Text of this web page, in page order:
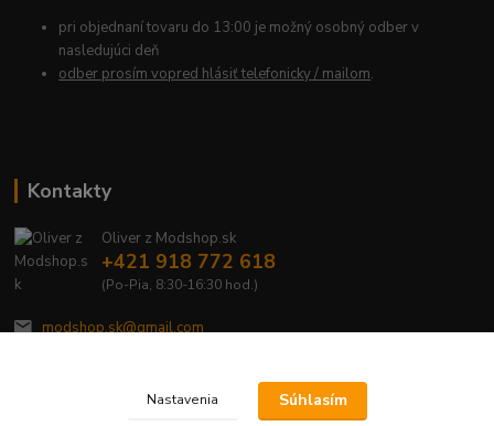
pri objednaní tovaru do 13:00 je možný osobný odber v
nasledujúci deň
odber prosím vopred hlásiť telefonicky / mailom.
Kontakty
Oliver z Modshop.sk
+421 918 772 618
(Po-Pia, 8:30-16:30 hod.)
modshop.sk@gmail.com
Nastavenia Súhlasím